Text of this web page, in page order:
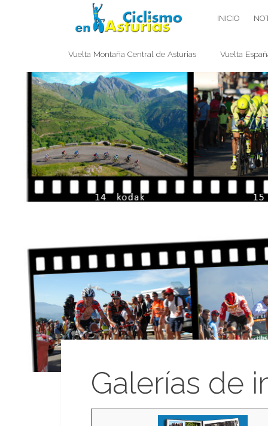
CICLISMO EN ASTURIAS INICIO
Vuelta Montaña Central de Asturias Vuelta
Galerías de